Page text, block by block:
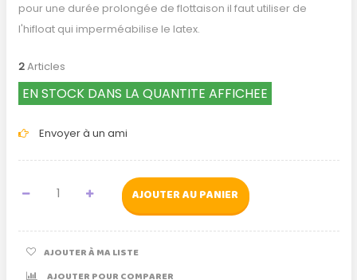
pour une durée prolongée de flottaison il faut utiliser de
l'hifloat qui imperméabilise le latex.
2Articles
EN STOCK DANS LA QUANTITE AFFICHEE
Envoyer à un ami
AJOUTER AU PANIER
AJOUTER À MA LISTE
AJOUTER POUR COMPARER